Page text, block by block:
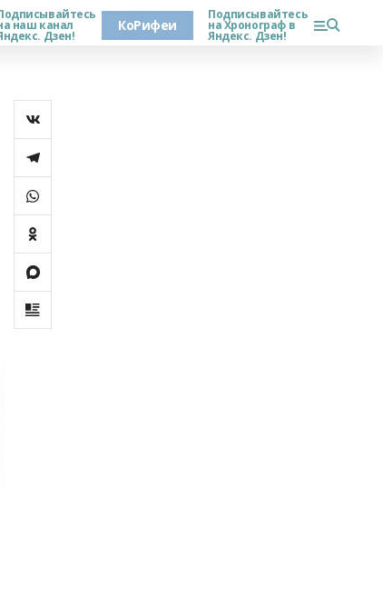
наш канал
Дзен!
КоРифеи
Подписывайтесь
на Хронограф в
Яндекс. Дзен!